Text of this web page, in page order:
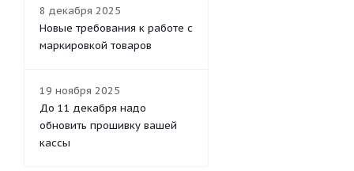
8 декабря 2025
Новые требования к работе с
маркировкой товаров
19 ноября 2025
До 11 декабря надо
обновить прошивку вашей
кассы